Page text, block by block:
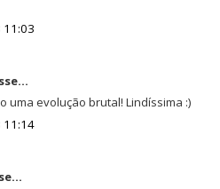
11:03
uma evolução brutal! Lindíssima :)
11:14